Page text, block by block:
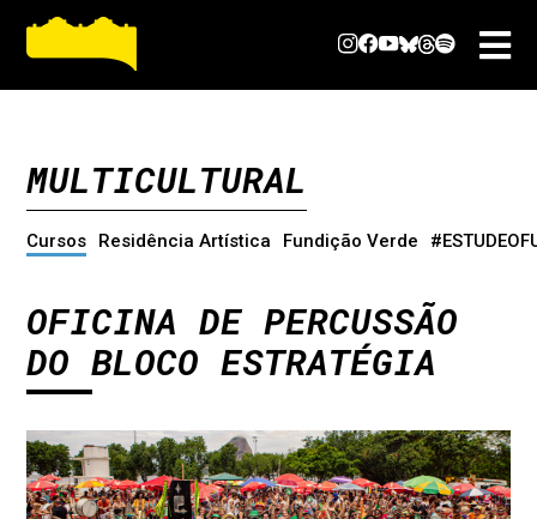
MULTICULTURAL
Cursos Residência Artística Fundição Verde
OFICINA DE PERCUSSÃO
DO BLOCO ESTRATÉGIA